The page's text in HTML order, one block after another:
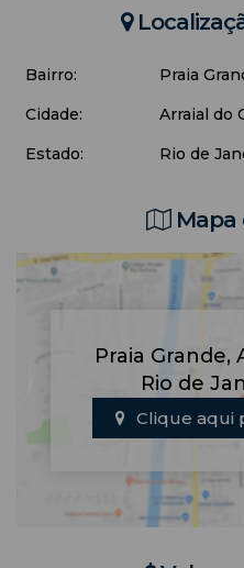
Bairro:
Praia
Cidade:
Arraial do
Estado:
Rio de
Mapa
Praia Grande,
Rio de
Clique aqui